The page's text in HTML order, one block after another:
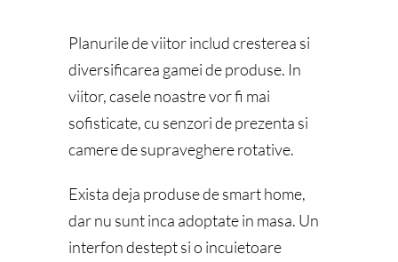
Planurile de viitor includ cresterea si
diversificarea gamei de produse. In
viitor, casele noastre vor fi mai
sofisticate, cu senzori de prezenta si
camere de supraveghere rotative.
Exista deja produse de smart home,
dar nu sunt inca adoptate in masa. Un
interfon destept si o incuietoare